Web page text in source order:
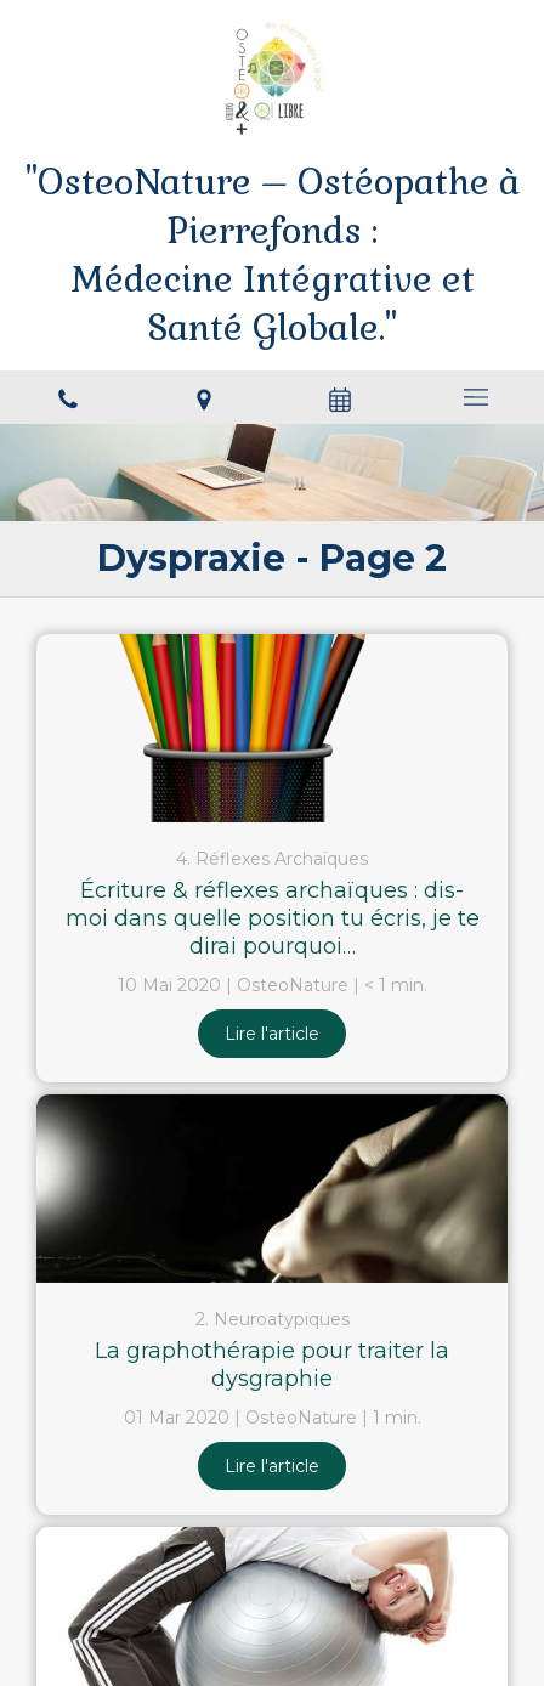
"OsteoNature – Ostéopathe à
Pierrefonds :
Médecine Intégrative et
Santé Globale."
Dyspraxie - Page 2
4. Réflexes Archaïques
Écriture & réflexes archaïques : dis-
moi dans quelle position tu écris, je te
dirai pourquoi…
10 Mai 2020 OsteoNature < 1 min.
Lire l'article
2. Neuroatypiques
La graphothérapie pour traiter la
dysgraphie
01 Mar 2020 OsteoNature 1 min.
Lire l'article